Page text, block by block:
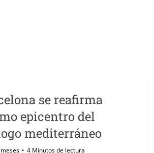
se reafirma
epicentro del
mediterráneo
4 Minutos de lectura